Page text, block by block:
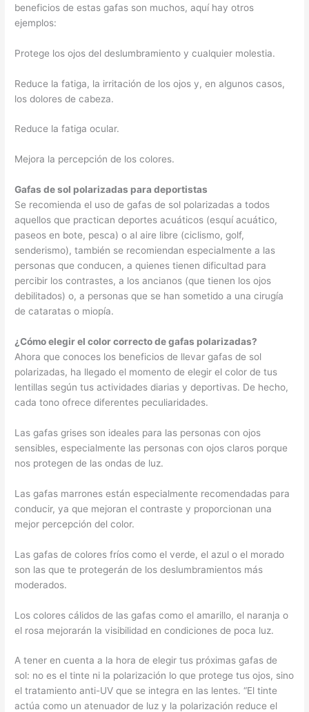
beneficios de estas gafas son muchos, aquí hay otros
ejemplos:
Protege los ojos del deslumbramiento y cualquier molestia.
Reduce la fatiga, la irritación de los ojos y, en algunos casos,
los dolores de cabeza.
Reduce la fatiga ocular.
Mejora la percepción de los colores.
Gafas de sol polarizadas para deportistas
Se recomienda el uso de gafas de sol polarizadas a todos
aquellos que practican deportes acuáticos (esquí acuático,
paseos en bote, pesca) o al aire libre (ciclismo, golf,
senderismo), también se recomiendan especialmente a las
personas que conducen, a quienes tienen dificultad para
percibir los contrastes, a los ancianos (que tienen los ojos
debilitados) o, a personas que se han sometido a una cirugía
de cataratas o miopía.
¿Cómo elegir el color correcto de gafas polarizadas?
Ahora que conoces los beneficios de llevar gafas de sol
polarizadas, ha llegado el momento de elegir el color de tus
lentillas según tus actividades diarias y deportivas. De hecho,
cada tono ofrece diferentes peculiaridades.
Las gafas grises son ideales para las personas con ojos
sensibles, especialmente las personas con ojos claros porque
nos protegen de las ondas de luz.
Las gafas marrones están especialmente recomendadas para
conducir, ya que mejoran el contraste y proporcionan una
mejor percepción del color.
Las gafas de colores fríos como el verde, el azul o el morado
son las que te protegerán de los deslumbramientos más
moderados.
Los colores cálidos de las gafas como el amarillo, el naranja o
el rosa mejorarán la visibilidad en condiciones de poca luz.
A tener en cuenta a la hora de elegir tus próximas gafas de
sol: no es el tinte ni la polarización lo que protege tus ojos, sino
el tratamiento anti-UV que se integra en las lentes. “El tinte
actúa como un atenuador de luz y la polarización reduce el